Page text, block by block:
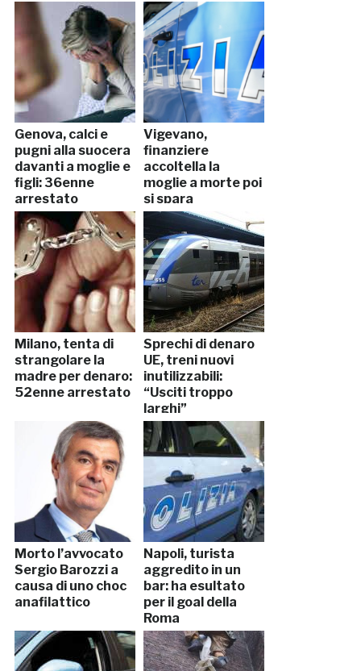
Genova, calci e
pugni alla suocera
davanti a moglie e
figli: 36enne
arrestato
Vigevano,
finanziere
accoltella la
moglie a morte poi
si spara
Milano, tenta di
strangolare la
madre per denaro:
52enne arrestato
Sprechi di denaro
UE, treni nuovi
inutilizzabili:
“Usciti troppo
larghi”
Morto l’avvocato
Sergio Barozzi a
causa di uno choc
anafilattico
Napoli, turista
aggredito in un
bar: ha esultato
per il goal della
Roma